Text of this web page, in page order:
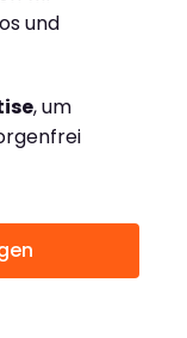
und
, um